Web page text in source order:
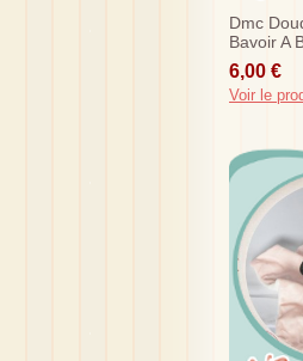
Dmc
Bavoir A
6,00 €
Voir le